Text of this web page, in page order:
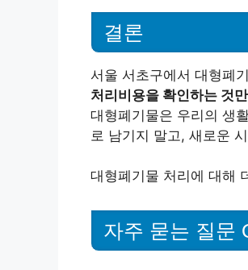
결론
서울 서초구에서 대형폐
처리비용을 확인하는 것
대형폐기물은 우리의 생
로 남기지 말고, 새로운
대형폐기물 처리에 대해
자주 묻는 질문